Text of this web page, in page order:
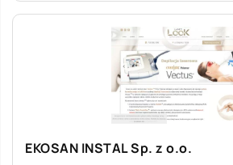
EKOSAN INSTAL Sp. z o.o.